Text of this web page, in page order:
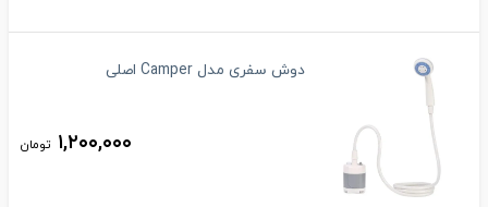
دوش سفری مدل Camper اصلی
۱,۲۰۰,۰۰۰ تومان